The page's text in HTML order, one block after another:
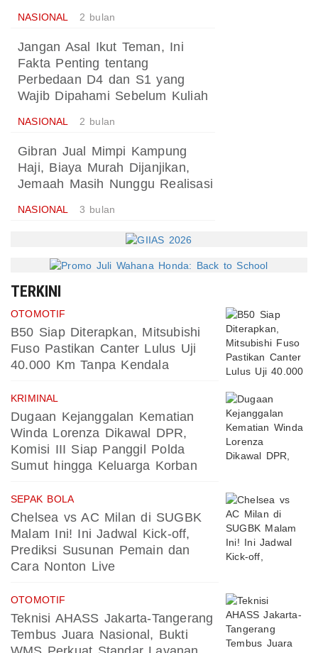
NASIONAL 2 bulan
Jangan Asal Ikut Teman, Ini
Fakta Penting tentang
Perbedaan D4 dan S1 yang
Wajib Dipahami Sebelum Kuliah
NASIONAL 2 bulan
Gibran Jual Mimpi Kampung
Haji, Biaya Murah Dijanjikan,
Jemaah Masih Nunggu Realisasi
NASIONAL 3 bulan
TERKINI
OTOMOTIF
B50 Siap Diterapkan, Mitsubishi
Fuso Pastikan Canter Lulus Uji
40.000 Km Tanpa Kendala
KRIMINAL
Dugaan Kejanggalan Kematian
Winda Lorenza Dikawal DPR,
Komisi III Siap Panggil Polda
Sumut hingga Keluarga Korban
SEPAK BOLA
Chelsea vs AC Milan di SUGBK
Malam Ini! Ini Jadwal Kick-off,
Prediksi Susunan Pemain dan
Cara Nonton Live
OTOMOTIF
Teknisi AHASS Jakarta-Tangerang
Tembus Juara Nasional, Bukti